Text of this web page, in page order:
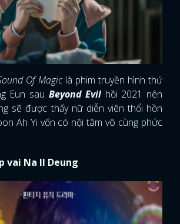
Of Magiclà phim truyền hình thứ
Eun sau Beyond Evil hồi 2021 nên
sẽ được thấy nữ diễn viên thổi hồn
Ah Yi vốn có nội tâm vô cùng phức
vai Na Il Deung